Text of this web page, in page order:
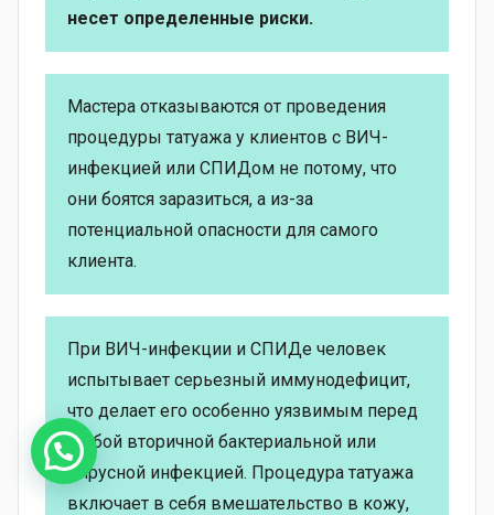
несет определенные риски.
Мастера отказываются от проведения
процедуры татуажа у клиентов с ВИЧ-
инфекцией или СПИДом не потому, что
они боятся заразиться, а из-за
потенциальной опасности для самого
клиента.
При ВИЧ-инфекции и СПИДе человек
испытывает серьезный иммунодефицит,
что делает его особенно уязвимым перед
любой вторичной бактериальной или
вирусной инфекцией. Процедура татуажа
включает в себя вмешательство в кожу,